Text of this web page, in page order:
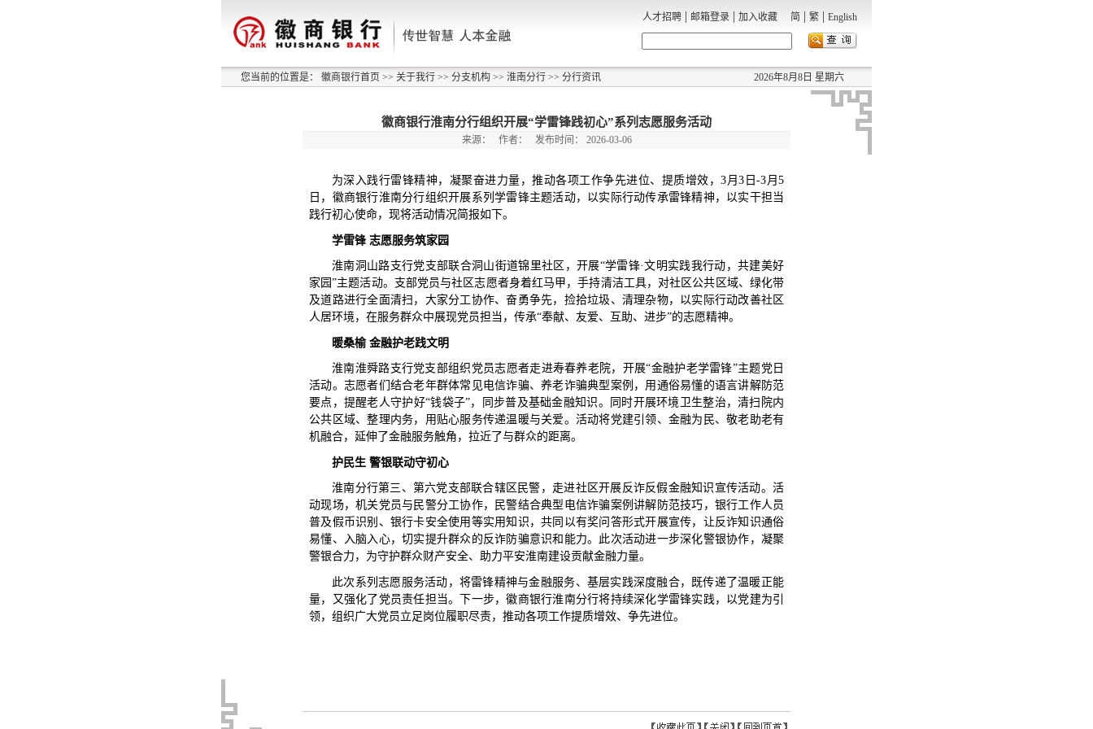
人才招聘 | 邮箱登录 | 加入收藏 简 | 繁 | English
您当前的位置是： 徽商银行首页 >> 关于我行 >> 分支机构 >> 淮南分行 >> 分行资讯 2026年8月8日 星期六
徽商银行淮南分行组织开展“学雷锋践初心”系列志愿服务活动
来源： 作者： 发布时间： 2026-03-06